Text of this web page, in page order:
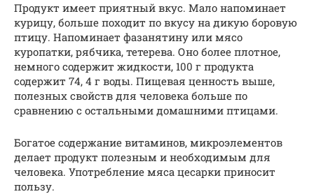
Продукт имеет приятный вкус. Мало напоминает
курицу, больше походит по вкусу на дикую боровую
птицу. Напоминает фазанятину или мясо
куропатки, рябчика, тетерева. Оно более плотное,
немного содержит жидкости, 100 г продукта
содержит 74, 4 г воды. Пищевая ценность выше,
полезных свойств для человека больше по
сравнению с остальными домашними птицами.
Богатое содержание витаминов, микроэлементов
делает продукт полезным и необходимым для
человека. Употребление мяса цесарки приносит
пользу.